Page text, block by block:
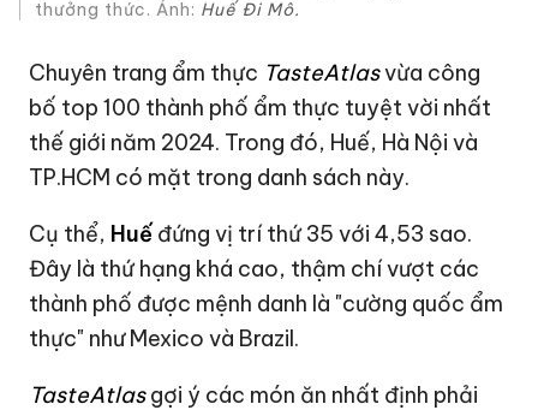
thưởng thức. Ảnh: Huế Đi Mô.
Chuyên trang ẩm thực TasteAtlasvừa công
bố top 100 thành phố ẩm thực tuyệt vời nhất
thế giới năm 2024. Trong đó, Huế, Hà Nội và
TP.HCM có mặt trong danh sách này.
Cụ thể, Huế đứng vị trí thứ 35 với 4,53 sao.
Đây là thứ hạng khá cao, thậm chí vượt các
thành phố được mệnh danh là "cường quốc ẩm
thực" như Mexico và Brazil.
TasteAtlasgợi ý các món ăn nhất định phải